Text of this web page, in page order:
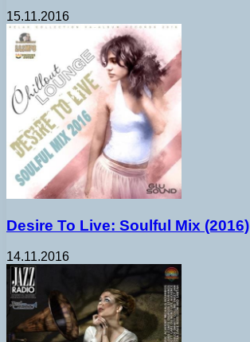
15.11.2016
Desire To Live: Soulful Mix (2016)
14.11.2016